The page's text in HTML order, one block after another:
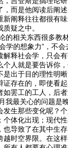
，而是他阅读后阐
新阐释往往都很有
疑之中。
关东西很多教材
学的想象力”，不
解释社会学，只会
个人就是要告诉你
是出于目的理性明
证存在的，即使看
如罢工的工人，后
关心的问题是晚
发生那些变化呢？
个体化出现；现代
也导致了在其中生
越时空界限。在这